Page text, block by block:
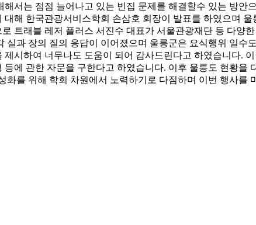
서는 점점 늘어나고 있는 빈집 문제를 해결할수 있는 방안
해 한국관광서비스학회 손삼호 회장이 발표를 하였으며
트래블 레저 플러스 서진수 대표가 서울관광재단 등 다양
과 장의 질의 응답이 이어졌으며 울릉군은 요식행위 일수
시하여 너무나도 도움이 되어 감사드린다고 하였습니다.
에 관한 자문을 구한다고 하였습니다. 이후 울릉도 현황을
를 위해 학회 차원에서 노력하기로 다짐하며 이번 행사를